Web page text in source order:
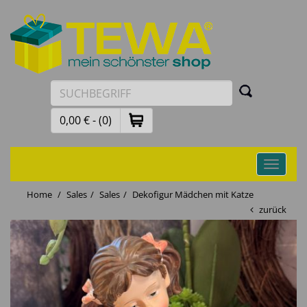
0,00 € - (0)
Toggle
Home
Sales Sales
Dekofigur Mädchen mit Katze
zurück